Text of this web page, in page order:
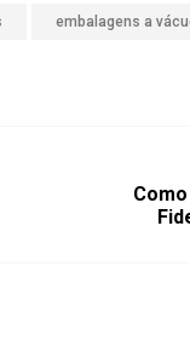
embalagens a